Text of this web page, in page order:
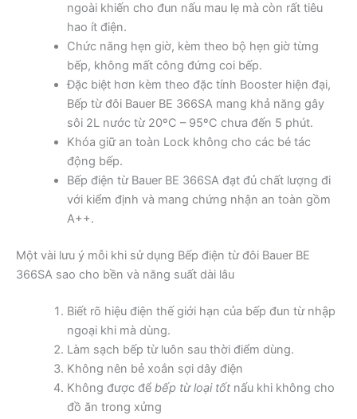
ngoài khiến cho đun nấu mau lẹ mà còn rất tiêu
hao ít điện.
Chức năng hẹn giờ, kèm theo bộ hẹn giờ từng
bếp, không mất công đứng coi bếp.
Đặc biệt hơn kèm theo đặc tính Booster hiện đại,
Bếp từ đôi Bauer BE 366SA mang khả năng gây
sôi 2L nước từ 20ºC – 95ºC chưa đến 5 phút.
Khóa giữ an toàn Lock không cho các bé tác
động bếp.
Bếp điện từ Bauer BE 366SA đạt đủ chất lượng đi
với kiểm định và mang chứng nhận an toàn gồm
A++.
Một vài lưu ý mỗi khi sử dụng Bếp điện từ đôi Bauer BE
366SA sao cho bền và năng suất dài lâu
Biết rõ hiệu điện thế giới hạn của bếp đun từ nhập
ngoại khi mà dùng.
Làm sạch bếp từ luôn sau thời điểm dùng.
Không nên bẻ xoắn sợi dây điện
Không được để bếp từ loại tốtnấu khi không cho
đồ ăn trong xửng